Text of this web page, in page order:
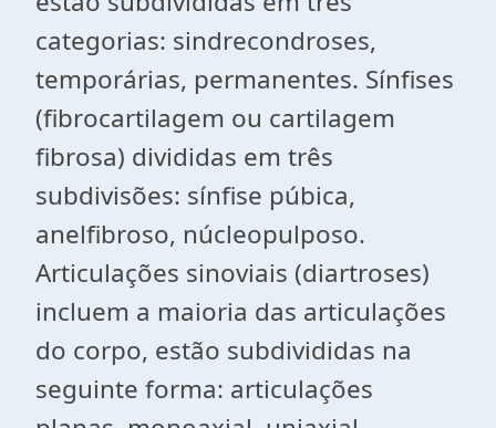
categorias: sindrecondroses,
temporárias, permanentes. Sínfises
(fibrocartilagem ou cartilagem
fibrosa) divididas em três
subdivisões: sínfise púbica,
anelfibroso, núcleopulposo.
Articulações sinoviais (diartroses)
incluem a maioria das articulações
do corpo, estão subdivididas na
seguinte forma: articulações